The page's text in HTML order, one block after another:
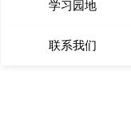
学习园地
联系我们